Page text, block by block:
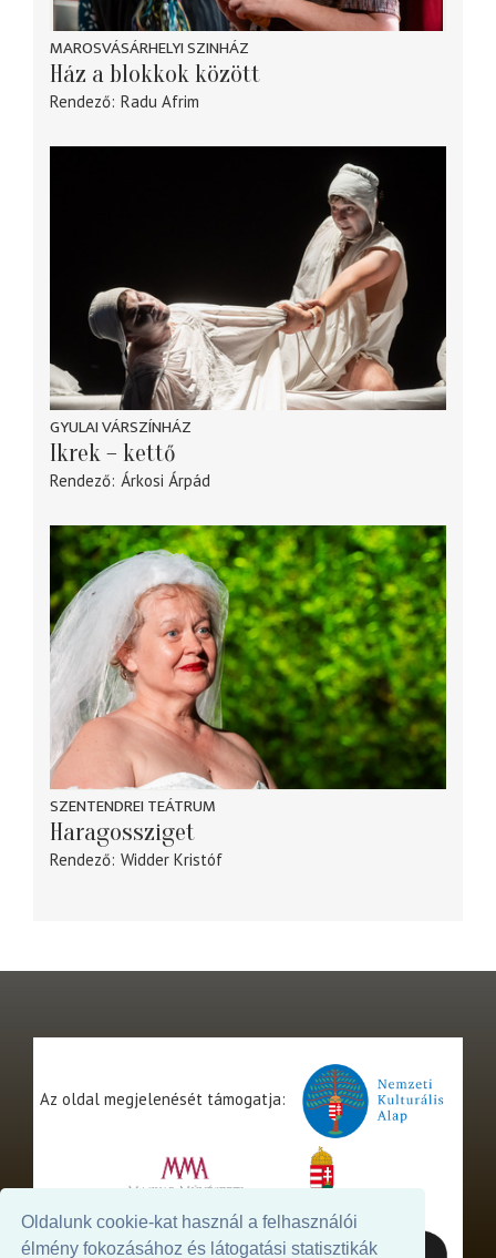
Oldalunk cookie-kat használ a felhasználói
élmény fokozásához és látogatási statisztikák
MAROSVÁSÁRHELYI SZINHÁZ
Ház a blokkok között
Rendező Radu Afrim
GYULAI VÁRSZÍNHÁZ
Ikrek – kettő
Rendező Árkosi Árpád
SZENTENDREI TEÁTRUM
Haragossziget
Rendező Widder Kristóf
Az oldal megjelenését támogatja: